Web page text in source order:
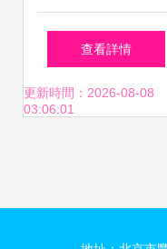
指南 機遇、功能與
未來趨勢
查看詳情
更新時間：2026-08-08
03:06:01